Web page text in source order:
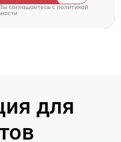
соглашаетесь cполитикой
для